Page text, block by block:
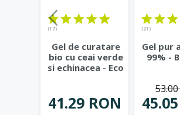
(17)
Gel de curatare
bio cu ceai verde
si echinacea - Eco
41.29 RON
(21)
Gel pur
99% -